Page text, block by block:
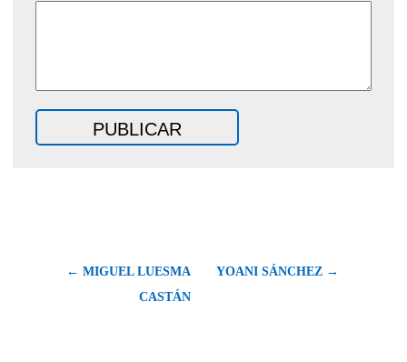
← MIGUEL LUESMA
CASTÁN
YOANI SÁNCHEZ →